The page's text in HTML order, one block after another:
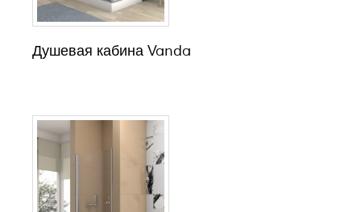
Душевая кабина Vanda